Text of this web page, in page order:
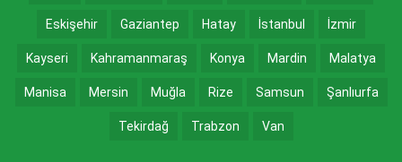
Eskişehir Gaziantep Hatay İstanbul İzmir
Kayseri Kahramanmaraş Konya Mardin Malatya
Manisa Mersin Muğla Rize Samsun Şanlıurfa
Tekirdağ Trabzon Van